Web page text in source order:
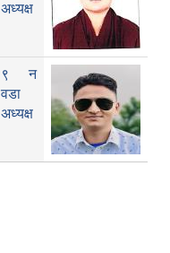
अध्यक्ष
९ न
वडा
अध्यक्ष